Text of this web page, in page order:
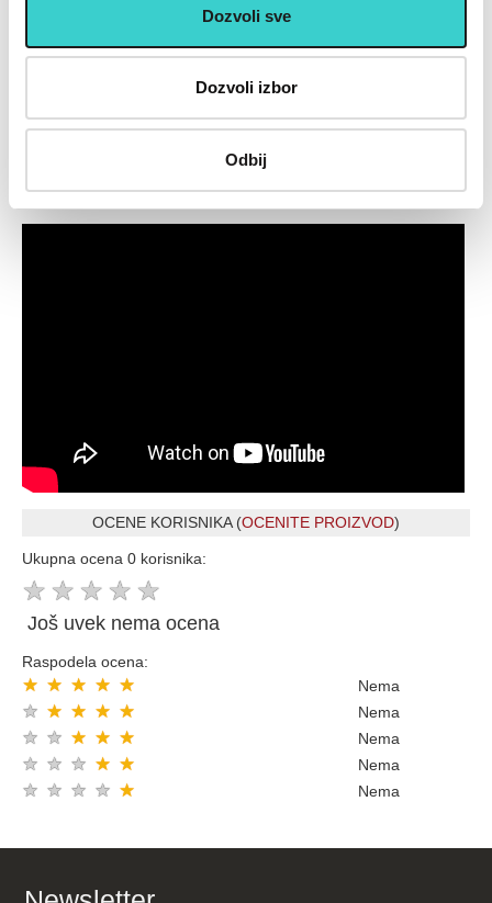
Dozvoli sve
Dozvoli izbor
Odbij
Vise od 200.000 zadovoljnih kupaca
Ekspresna dostava u celoj Srbiji
Kupovinom preko 8000 din popust 5% sledecom kupovinom
Video
OCENE KORISNIKA (OCENITE PROIZVOD)
Ukupna ocena 0 korisnika:
★ ★ ★ ★ ★
Još uvek nema ocena
Raspodela ocena:
★
★
★
★
★ Nema
★
★
★
★
★ Nema
★
★
★
★
★ Nema
★
★
★
★
★ Nema
★
★
★
★
★ Nema